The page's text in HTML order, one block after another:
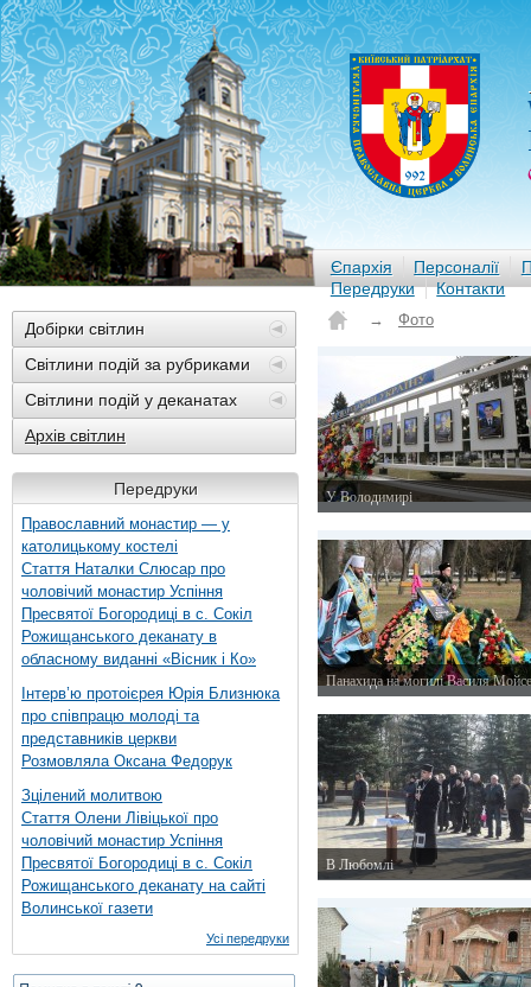
Єпархія Персоналії
Передруки
Контакти
Добірки світлин
Світлини подій за рубриками
Світлини подій у деканатах
Архів світлин
Передруки
Православний монастир — у
католицькому костелі
Стаття Наталки Слюсар про
чоловічий монастир Успіння
Пресвятої Богородиці в с. Сокіл
Рожищанського деканату в
обласному виданні «Вісник і Ко»
Інтерв’ю протоієрея Юрія Близнюка
про співпрацю молоді та
представників церкви
Розмовляла Оксана Федорук
Зцілений молитвою
Стаття Олени Лівіцької про
чоловічий монастир Успіння
Пресвятої Богородиці в с. Сокіл
Рожищанського деканату на сайті
Волинської газети
Усі передруки
→ Фото
У Володимирі
Панахида на могилі Василя
В Любомлі